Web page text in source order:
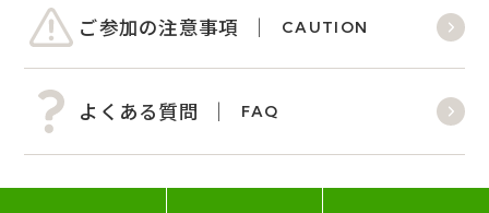
ご参加の注意事項 CAUTION
よくある質問 FAQ